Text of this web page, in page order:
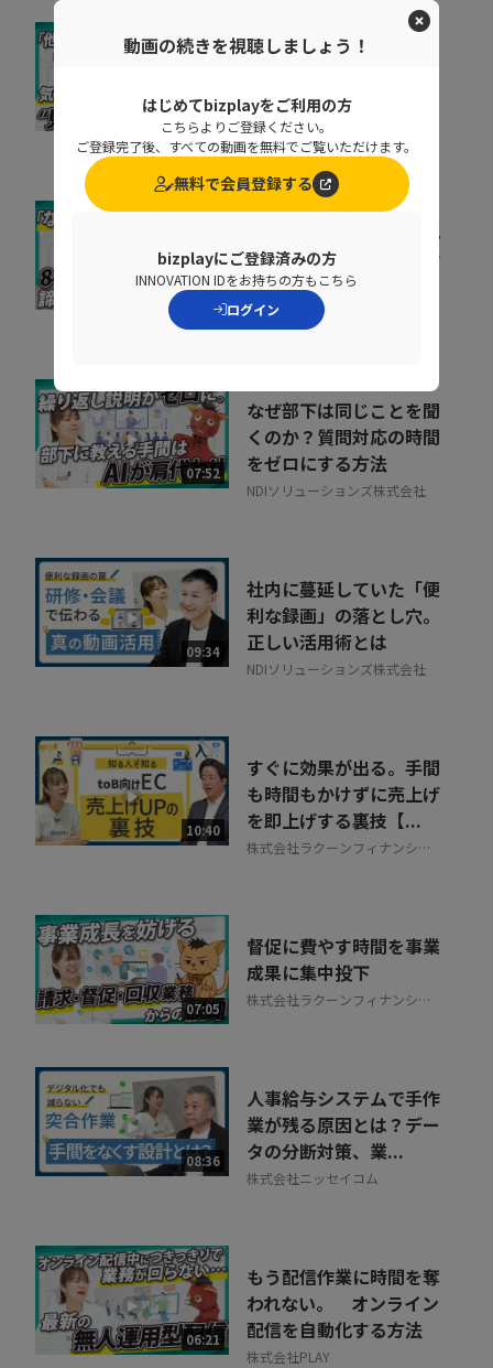
07:20
取りこぼしはなぜ起き
防ぐ営業の仕組み改革
株式会社シャノン
11:37
会社の電話をクラウド化
するメリットとは？電話
業務を効率化する方法
トビラシステムズ株式会社
07:52
なぜ部下は同じことを聞
くのか？質問対応の時間
をゼロにする方法
NDIソリューションズ株式会社
09:34
社内に蔓延していた「便
利な録画」の落とし穴。
正しい活用術とは
NDIソリューションズ株式会社
10:40
すぐに効果が出る。手間
も時間もかけずに売上げ
を即上げする裏技【...
株式会社ラクーンフィナンシャ
07:05
督促に費やす時間を事業
成果に集中投下
株式会社ラクーンフィナンシャ
08:36
人事給与システムで手作
業が残る原因とは？デー
タの分断対策、業...
株式会社ニッセイコム
06:21
もう配信作業に時間を奪
われない。 オンライン
配信を自動化する方法
株式会社PLAY
動画の続きを視聴しましょう！
はじめてbizplayをご利用の方
こちらよりご登録ください。
ご登録完了後、すべての動画を無料でご覧いただけます。
無料で会員登録する
bizplayにご登録済みの方
INNOVATION IDをお持ちの方もこちら
ログイン